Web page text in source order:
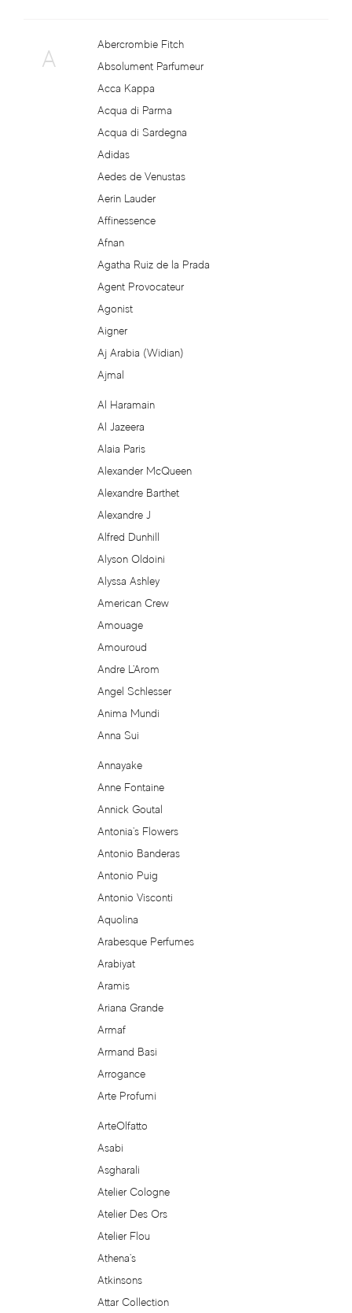
A
Abercrombie Fitch
Absolument Parfumeur
Acca Kappa
Acqua di Parma
Acqua di Sardegna
Adidas
Aedes de Venustas
Aerin Lauder
Affinessence
Afnan
Agatha Ruiz de la Prada
Agent Provocateur
Agonist
Aigner
Aj Arabia (Widian)
Ajmal
Al Haramain
Al Jazeera
Alaia Paris
Alexander McQueen
Alexandre Barthet
Alexandre J
Alfred Dunhill
Alyson Oldoini
Alyssa Ashley
American Crew
Amouage
Amouroud
Andre L'Arom
Angel Schlesser
Anima Mundi
Anna Sui
Annayake
Anne Fontaine
Annick Goutal
Antonia's Flowers
Antonio Banderas
Antonio Puig
Antonio Visconti
Aquolina
Arabesque Perfumes
Arabiyat
Aramis
Ariana Grande
Armaf
Armand Basi
Arrogance
Arte Profumi
ArteOlfatto
Asabi
Asgharali
Atelier Cologne
Atelier Des Ors
Atelier Flou
Athena's
Atkinsons
Attar Collection
Acqua di Parma
Acqua di Sardegna
Aedes de Venustas
Agatha Ruiz de la Prada
Agent Provocateur
Alexander McQueen
American Crew
Annick Goutal